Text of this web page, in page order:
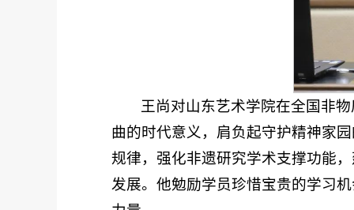
王尚对山东艺术学院在全国非
曲的时代意义，肩负起守护精神家
规律，强化非遗研究学术支撑功能
发展。他勉励学员珍惜宝贵的学习